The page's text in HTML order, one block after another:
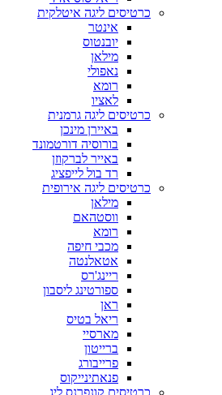
כרטיסים ליגה איטלקית
אינטר
יובנטוס
מילאן
נאפולי
רומא
לאציו
כרטיסים ליגה גרמנית
באיירן מינכן
בורוסיה דורטמונד
באייר לברקוזן
רד בול לייפציג
כרטיסים ליגה אירופית
מילאן
ווסטהאם
רומא
מכבי חיפה
אטאלנטה
ריינג'רס
ספורטינג ליסבון
ראן
ריאל בטיס
מארסיי
ברייטון
פרייבורג
פנאתינייקוס
כרטיסים קונפרנס ליג